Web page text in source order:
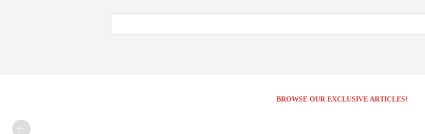
BROWSE OUR EXCLUSIVE ARTICLES!